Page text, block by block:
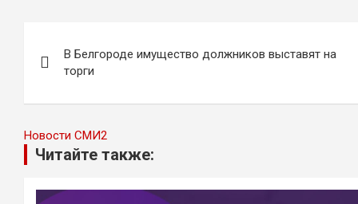
по
записям
В Белгороде имущество должников выставят на
торги
Новости СМИ2
Читайте также: